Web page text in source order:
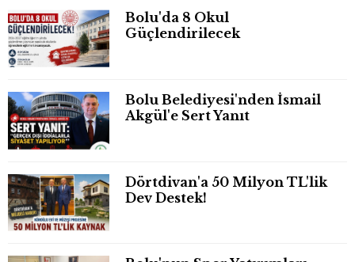
Bolu'da 8 Okul
Güçlendirilecek
Bolu Belediyesi'nden İsmail
Akgül'e Sert Yanıt
Dörtdivan'a 50 Milyon TL'lik
Dev Destek!